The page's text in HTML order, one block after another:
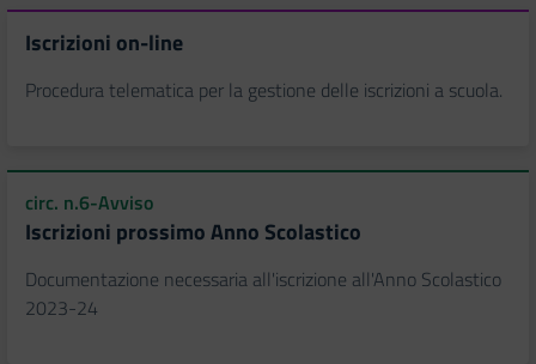
Iscrizioni on-line
Procedura telematica per la gestione delle iscrizioni a scuola.
circ. n.6-Avviso
Iscrizioni prossimo Anno Scolastico
Documentazione necessaria all'iscrizione all'Anno Scolastico
2023-24